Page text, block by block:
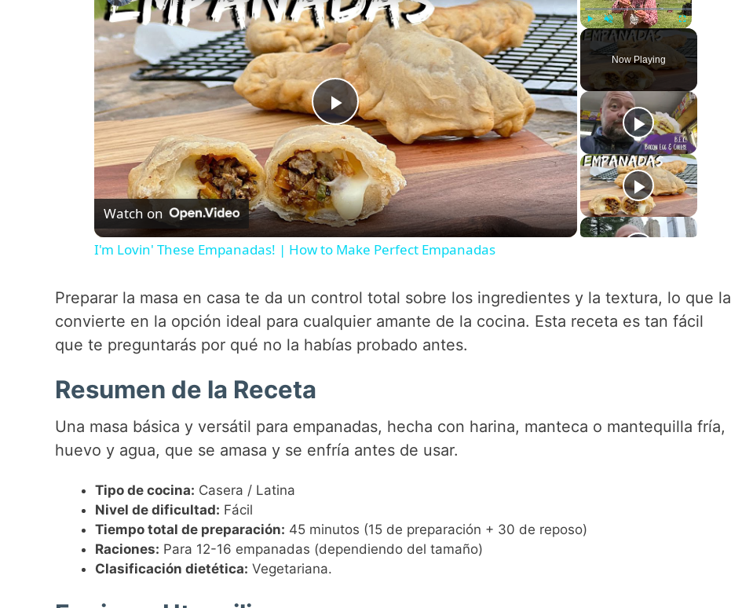
Play Unmute Fullscreen
Now Playing
P
l
a
V
i
e
Watch on
I'm Lovin' These Empanadas! | How to Make Perfect Empanadas
Preparar la masa en casa te da un control total sobre los ingredientes y la textura, lo que la
convierte en la opción ideal para cualquier amante de la cocina. Esta receta es tan fácil
que te preguntarás por qué no la habías probado antes.
Resumen de la Receta
Una masa básica y versátil para empanadas, hecha con harina, manteca o mantequilla fría,
huevo y agua, que se amasa y se enfría antes de usar.
Tipo de cocina: Casera / Latina
Nivel de dificultad: Fácil
Tiempo total de preparación: 45 minutos (15 de preparación + 30 de reposo)
Raciones: Para 12-16 empanadas (dependiendo del tamaño)
Clasificación dietética: Vegetariana.